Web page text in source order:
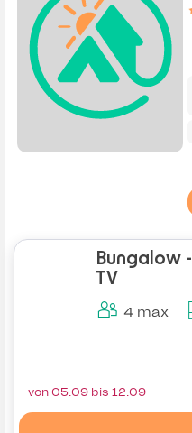
Bungalow
TV
4 max
von 05.09 bis 12.09